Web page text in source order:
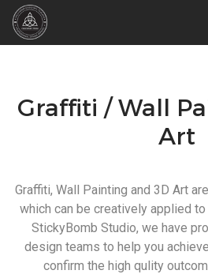
Graffiti / Wall
Art
Graffiti, Wall Painting and 3D Art
which can be creatively applied
StickyBomb Studio, we have
design teams to help you
confirm the high qulity